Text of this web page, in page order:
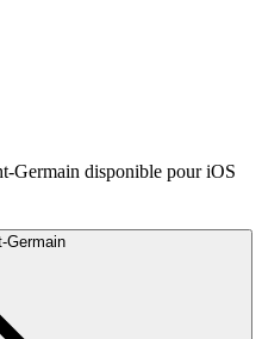
Germain disponible pour iOS
Germain